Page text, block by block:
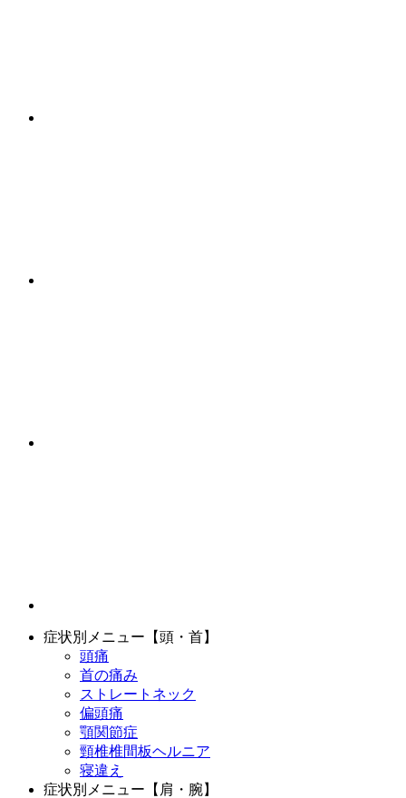
症状別メニュー【頭・首】
頭痛
首の痛み
ストレートネック
偏頭痛
顎関節症
頸椎椎間板ヘルニア
寝違え
症状別メニュー【肩・腕】